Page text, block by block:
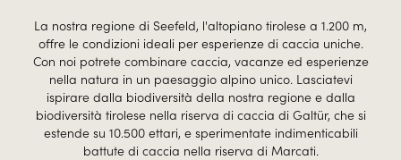
La nostra regione di Seefeld, l'altopiano tirolese a 1.200 m,
offre le condizioni ideali per esperienze di caccia uniche.
Con noi potrete combinare caccia, vacanze ed esperienze
nella natura in un paesaggio alpino unico. Lasciatevi
ispirare dalla biodiversità della nostra regione e dalla
biodiversità tirolese nella riserva di caccia di Galtür, che si
estende su 10.500 ettari, e sperimentate indimenticabili
battute di caccia nella riserva di Marcati.